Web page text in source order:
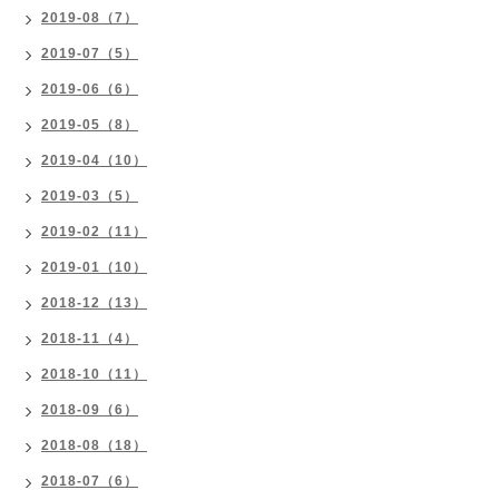
2019-08（7）
2019-07（5）
2019-06（6）
2019-05（8）
2019-04（10）
2019-03（5）
2019-02（11）
2019-01（10）
2018-12（13）
2018-11（4）
2018-10（11）
2018-09（6）
2018-08（18）
2018-07（6）